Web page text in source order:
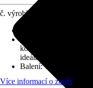
č. výrobku
kol, motocyklů, atd.,
ideální ochrana kovů
Balení:Tuba
Více informací o zboží